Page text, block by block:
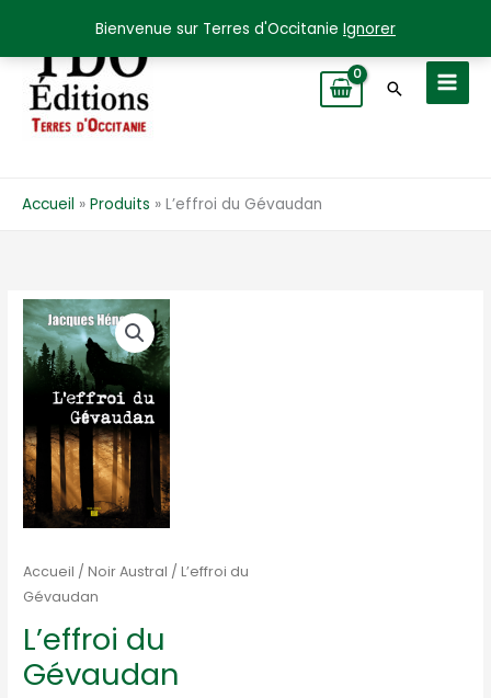
Bienvenue sur Terres d'Occitanie Ignorer
contenu
Accueil Produits L’effroi du Gévaudan
Accueil /Noir Austral / L’effroi du
Gévaudan
L’effroi du
Gévaudan